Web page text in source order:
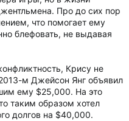
Про до сих пор
что помогает ему
блефовать, не выдавая
Крису не
м Джейсон Янг объявил
ему $25,000. На это
таким образом хотел
долгов на $40,000.